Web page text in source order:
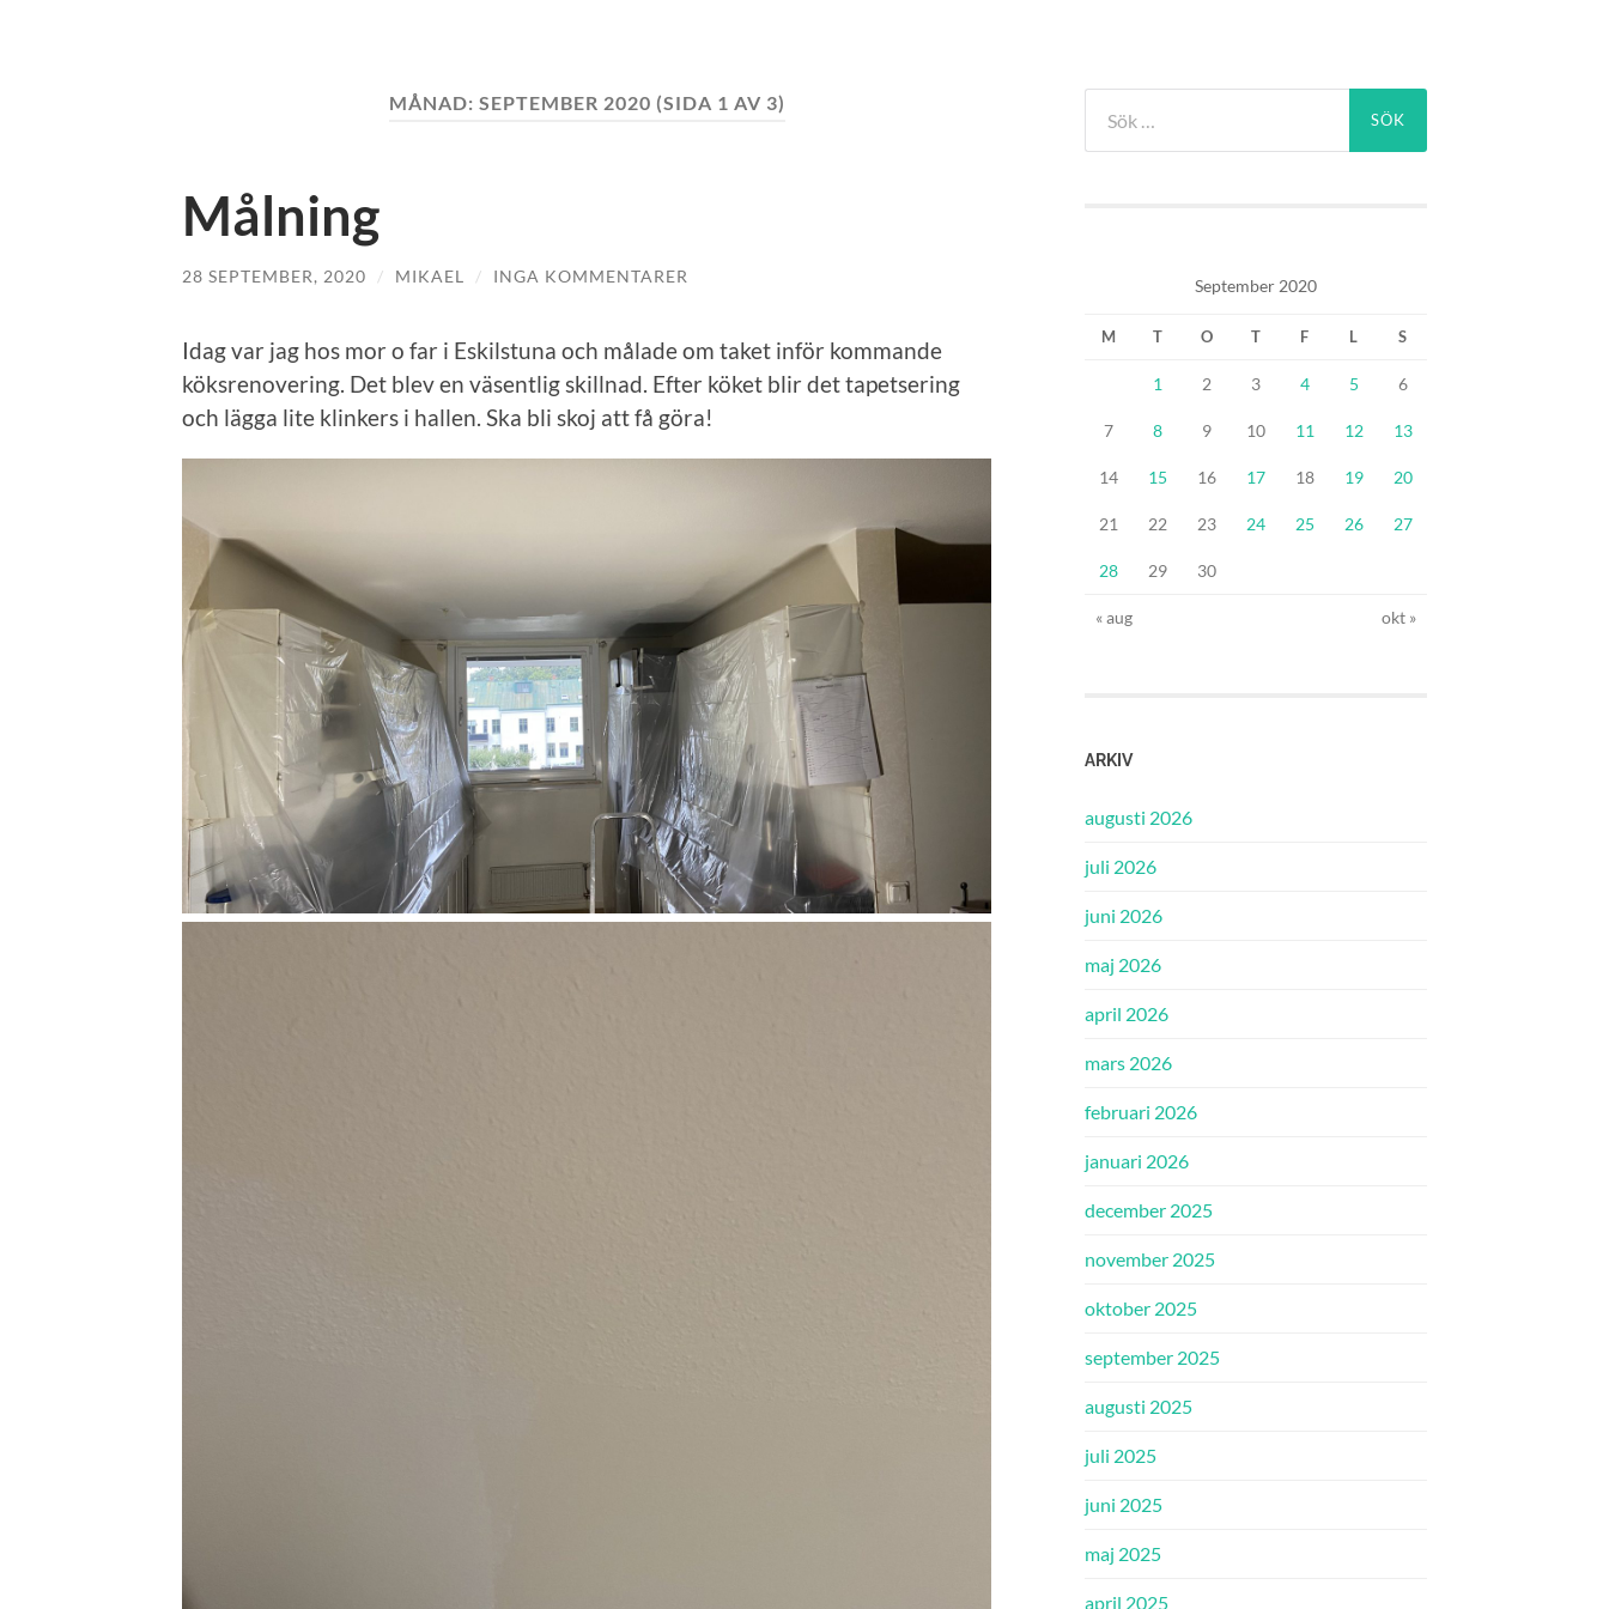
MÅNAD: SEPTEMBER 2020 (SIDA 1 AV 3)
Målning
28 SEPTEMBER, 2020 / MIKAEL / INGA KOMMENTARER
Idag var jag hos mor o far i Eskilstuna och målade om taket inför kommande
köksrenovering. Det blev en väsentlig skillnad. Efter köket blir det tapetsering
och lägga lite klinkers i hallen. Ska bli skoj att få göra!
efter:
September 2020
M T O T F L S
1 2 3 4 5 6
7 8 9 10 11 12 13
14 15 16 17 18 19 20
21 22 23 24 25 26 27
28 29 30
« aug okt »
ARKIV
augusti 2026
juli 2026
juni 2026
maj 2026
april 2026
mars 2026
februari 2026
januari 2026
december 2025
november 2025
oktober 2025
september 2025
augusti 2025
juli 2025
juni 2025
maj 2025
april 2025